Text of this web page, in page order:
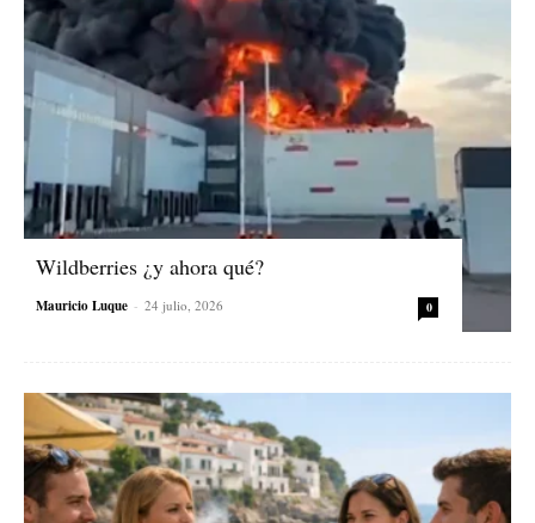
Wildberries ¿y ahora qué?
Mauricio Luque - 24 julio, 2026 0